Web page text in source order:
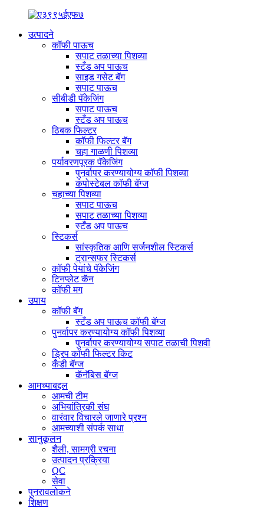
उत्पादने
कॉफी पाऊच
सपाट तळाच्या पिशव्या
स्टँड अप पाऊच
साइड गसेट बॅग
सपाट पाऊच
सीबीडी पॅकेजिंग
सपाट पाऊच
स्टँड अप पाऊच
ठिबक फिल्टर
कॉफी फिल्टर बॅग
चहा गाळणी पिशव्या
पर्यावरणपूरक पॅकेजिंग
पुनर्वापर करण्यायोग्य कॉफी पिशव्या
कंपोस्टेबल कॉफी बॅग्ज
चहाच्या पिशव्या
सपाट पाऊच
सपाट तळाच्या पिशव्या
स्टँड अप पाऊच
स्टिकर्स
सांस्कृतिक आणि सर्जनशील स्टिकर्स
ट्रान्सफर स्टिकर्स
कॉफी पेयांचे पॅकेजिंग
टिनप्लेट कॅन
कॉफी मग
उपाय
कॉफी बॅग
स्टँड अप पाऊच कॉफी बॅग्ज
पुनर्वापर करण्यायोग्य कॉफी पिशव्या
पुनर्वापर करण्यायोग्य सपाट तळाची पिशवी
ड्रिप कॉफी फिल्टर किट
कँडी बॅग्ज
कॅनॅबिस बॅग्ज
आमच्याबद्दल
आमची टीम
अभियांत्रिकी संघ
वारंवार विचारले जाणारे प्रश्न
आमच्याशी संपर्क साधा
सानुकूलन
शैली, सामग्री रचना
उत्पादन प्रक्रिया
QC
सेवा
पुनरावलोकने
शिक्षण